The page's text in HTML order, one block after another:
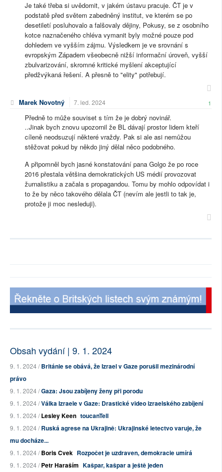
Je také třeba si uvědomit, v jakém ústavu pracuje. ČT je v
podstatě před světem zabedněný institut, ve kterém se po
desetiletí posluhovalo a falšovaly dějiny, Pokusy, se z osobního
kotce naznačeného chléva vymanit byly možné pouze pod
dohledem ve vyšším zájmu. Výsledkem je ve srovnání s
evropským Západem všeobecně nižší informační úroveň, vyšší
zbulvarizování, skromné kritické myšlení akceptující
předžvýkaná řešení. A přesně to "elity" potřebují.
Marek Novotný 7. led. 2024 1
Předně to může souviset s tím že je dobrý novinář.
..Jinak bych znovu upozornil že BL dávají prostor lidem kteří
cíleně neodsuzují některé vraždy. Pak si ale asi nemůžou
stěžovat pokud by někdo jiný dělal něco podobného.
A připomněl bych jasné konstatování pana Golgo že po roce
2016 přestala většina demokratických US médií provozovat
žurnalistiku a začala s propagandou. Tomu by mohlo odpovídat i
to že by něco takového dělala ČT (nevím ale jestli to tak je,
protože ji moc nesleduji).
Obsah vydání | 9. 1. 2024
9. 1. 2024 /Británie se obává, že Izrael v Gaze porušil mezinárodní
právo
9. 1. 2024 /Gaza: Jsou zabíjeny ženy při porodu
9. 1. 2024 /Válka Izraele v Gaze: Drastické video izraelského zabíjení
9. 1. 2024 /Lesley Keen toucanTell
9. 1. 2024 /Ruská agrese na Ukrajině: Ukrajinské letectvo varuje, že
mu docháze...
9. 1. 2024 /Boris Cvek Rozpočet je uzdraven, demokracie umírá
9. 1. 2024 /Petr Haraším Kašpar, kašpar a ještě jeden